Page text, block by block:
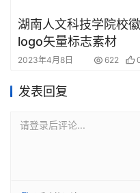
湖南人文科技学院校徽
logo矢量标志素材
2023年4月8日 622
发表回复
请登录后评论...